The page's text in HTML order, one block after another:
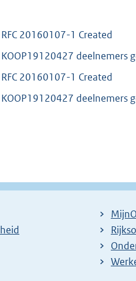
20160107-1 Created
deelnemers
20160107-1 Created
deelnemers
E
x
t
E
x
E